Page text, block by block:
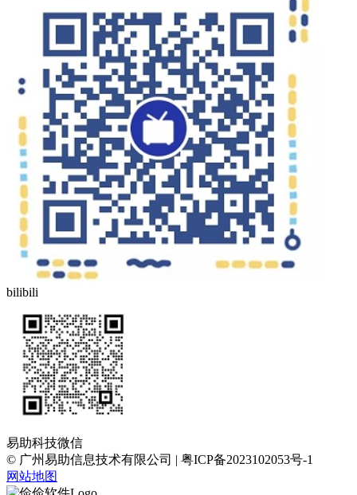
bilibili
易助科技微信
© 广州易助信息技术有限公司 | 粤ICP备2023102053号-1
网站地图